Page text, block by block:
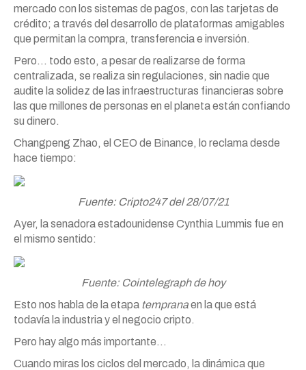
mercado con los sistemas de pagos, con las tarjetas de
crédito; a través del desarrollo de plataformas amigables
que permitan la compra, transferencia e inversión.
Pero… todo esto, a pesar de realizarse de forma
centralizada, se realiza sin regulaciones, sin nadie que
audite la solidez de las infraestructuras financieras sobre
las que millones de personas en el planeta están confiando
su dinero.
Changpeng Zhao, el CEO de Binance, lo reclama desde
hace tiempo:
Fuente: Cripto247 del 28/07/21
Ayer, la senadora estadounidense Cynthia Lummis fue en
el mismo sentido:
Fuente: Cointelegraph de hoy
Esto nos habla de la etapa tempranaen la que está
todavía la industria y el negocio cripto.
Pero hay algo más importante…
Cuando miras los ciclos del mercado, la dinámica que